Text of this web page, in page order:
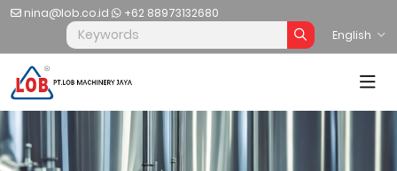
nina@lob.co.id
+62 88973132680
English